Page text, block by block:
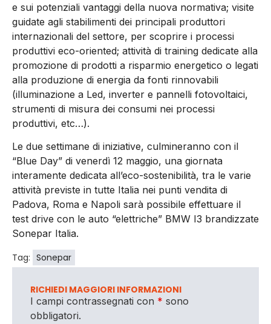
e sui potenziali vantaggi della nuova normativa; visite
guidate agli stabilimenti dei principali produttori
internazionali del settore, per scoprire i processi
produttivi eco-oriented; attività di training dedicate alla
promozione di prodotti a risparmio energetico o legati
alla produzione di energia da fonti rinnovabili
(illuminazione a Led, inverter e pannelli fotovoltaici,
strumenti di misura dei consumi nei processi
produttivi, etc…).
Le due settimane di iniziative, culmineranno con il
“Blue Day” di venerdì 12 maggio, una giornata
interamente dedicata all’eco-sostenibilità, tra le varie
attività previste in tutte Italia nei punti vendita di
Padova, Roma e Napoli sarà possibile effettuare il
test drive con le auto “elettriche” BMW I3 brandizzate
Sonepar Italia.
Tag: Sonepar
RICHIEDI MAGGIORI INFORMAZIONI
I campi contrassegnati con * sono
obbligatori.